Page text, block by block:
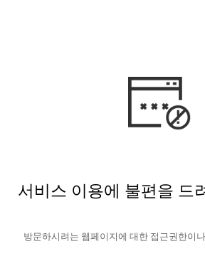
서비스 이용에 불편을 드
방문하시려는 웹페이지에 대한 접근권한이